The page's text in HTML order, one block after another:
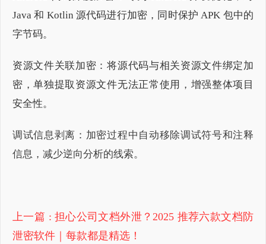
Java 和 Kotlin 源代码进行加密，同时保护 APK 包中的
字节码。
资源文件关联加密：将源代码与相关资源文件绑定加
密，单独提取资源文件无法正常使用，增强整体项目
安全性。
调试信息剥离：加密过程中自动移除调试符号和注释
信息，减少逆向分析的线索。
上一篇 : 担心公司文档外泄？2025 推荐六款文档防
泄密软件｜每款都是精选！